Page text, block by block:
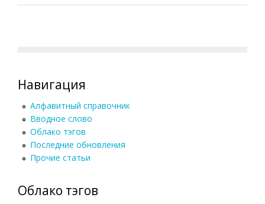
Навигация
Алфавитный справочник
Вводное слово
Облако тэгов
Последние обновления
Прочие статьи
Облако тэгов